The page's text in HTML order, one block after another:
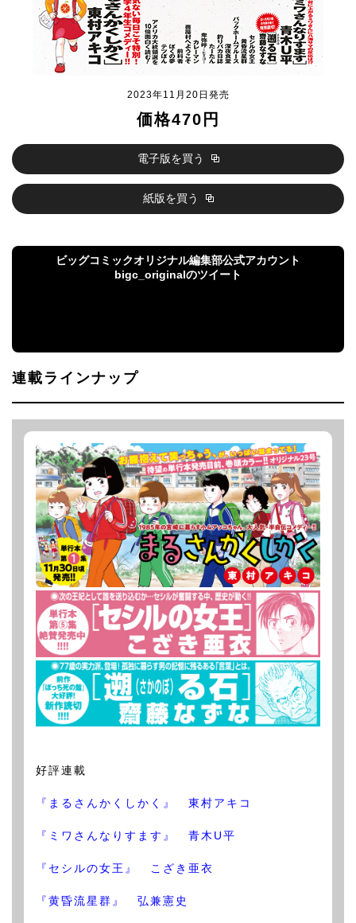
2023年11月20日発売
価格470円
電子版を買う
紙版を買う
ビッグコミックオリジナル編集部公式アカウント
bigc_originalのツイート
連載ラインナップ
好評連載
『まるさんかくしかく』 東村アキコ
『ミワさんなりすます』 青木U平
『セシルの女王』 こざき亜衣
『黄昏流星群』 弘兼憲史